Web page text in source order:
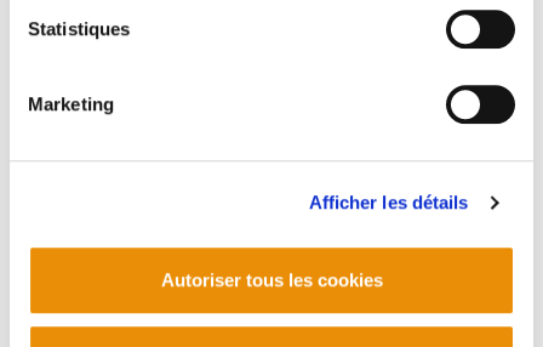
Statistiques
Marketing
Afficher les détails
Autoriser tous les cookies